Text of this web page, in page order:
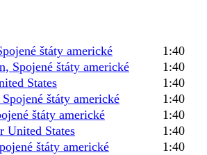
štáty americké
1:40
Spojené štáty americké
1:40
States
1:40
štáty americké
1:40
štáty americké
1:40
United States
1:40
štáty americké
1:40